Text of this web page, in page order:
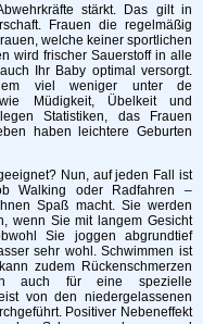
stärkt. Das gilt in
Frauen die regelmäßig
welche keiner sportlichen
wird frischer Sauerstoff in alle
Ihr Baby optimal versorgt.
viel weniger unter de
Müdigkeit, Übelkeit und
Statistiken, das Frauen
haben leichtere Geburten
Nun, auf jeden Fall ist
Walking oder Radfahren –
Spaß macht. Sie werden
wenn Sie mit langem Gesicht
Sie joggen abgrundtief
sehr wohl. Schwimmen ist
zudem Rückenschmerzen
auch für eine spezielle
von den niedergelassenen
Positiver Nebeneffekt